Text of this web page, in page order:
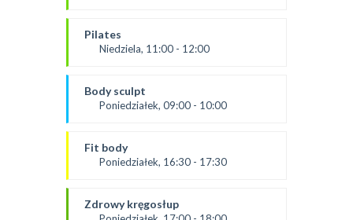
Aneta J
*Zajęcia dla dorosłych i dzieci
Pilates
Niedziela, 11:00 - 12:00
Żaneta
SALA 1
Body sculpt
Poniedziałek, 09:00 - 10:00
Aneta
SALA 1
Fit body
Poniedziałek, 16:30 - 17:30
Justyna
*Zajęcia dla dorosłych i dzieci
Zdrowy kręgosłup